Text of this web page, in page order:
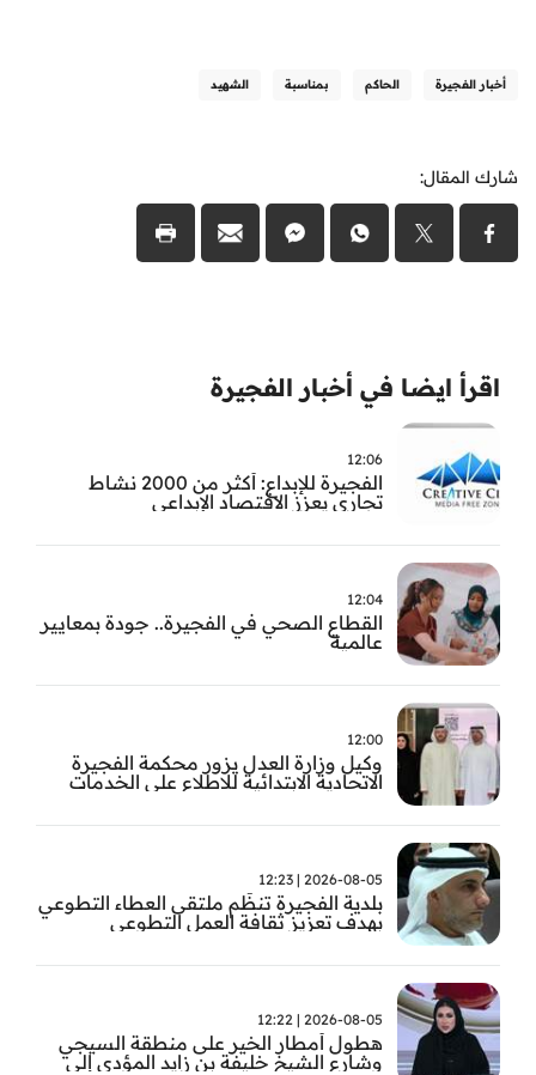
أخبار الفجيرة الحاكم بمناسبة الشهيد
شارك المقال:
اقرأ ايضا في أخبار الفجيرة
12:06
الفجيرة للإبداع: أكثر من 2000 نشاط
تجاري يعزز الاقتصاد الإبداعي
12:04
القطاع الصحي في الفجيرة.. جودة بمعايير
عالمية
12:00
وكيل وزارة العدل يزور محكمة الفجيرة
الاتحادية الابتدائية للاطلاع على الخدمات
2026-08-05 | 12:23
بلدية الفجيرة تنظّم ملتقى العطاء التطوعي
بهدف تعزيز ثقافة العمل التطوعي
2026-08-05 | 12:22
هطول أمطار الخير على منطقة السيجي
وشارع الشيخ خليفة بن زايد المؤدي إلى